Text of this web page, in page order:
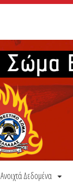
Ανοιχτά Δεδομένα